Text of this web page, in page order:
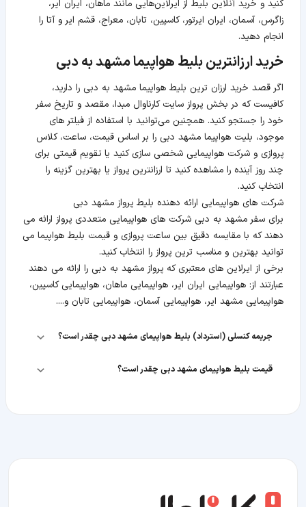
کنید و خرید آنلاین بلیط از ایرلاین‌هایی مانند ماهان، ایران ایر،
زاگرس، آسمان، ایران ایرتور، کاسپین، تابان، معراج، قشم ایر و آتا را
انجام دهید.
خرید ارزانترین بلیط هواپیما مشهد به دبی
اگر قصد خرید ارزان ترین بلیط هواپیما مشهد به دبی را دارید،
کافیست که در بخش پرواز سایت کارناوال مبدا، مقصد و تاریخ سفر
خود را جستجو کنید. همچنین می‌توانید با استفاده از فیلتر های
موجود، بلیت هواپیما مشهد دبی را بر اساس قیمت، ساعت، کلاس
پروازی و شرکت هواپیمایی شخصی سازی کنید یا تقویم قیمتی برای
چند روز آینده را مشاهده کنید تا ارزانترین پرواز یا بهترین گزینه را
انتخاب کنید.
شرکت های هواپیمایی ارائه دهنده بلیط پرواز مشهد دبی
برای سفر مشهد به دبی شرکت های هواپیمایی متعددی پرواز ارائه می
دهند که با مقایسه دقیق بین ساعت پروازی و قیمت بلیط هواپیما می
توانید بهترین و مناسب ترین پرواز را انتخاب کنید.
برخی از ایرلاین های معتبری که پرواز مشهد به دبی را ارائه می دهند
عبارتند از: هواپیمایی ایران ایر، هواپیمایی ماهان، هواپیمایی کاسپین،
هواپیمایی مشهد ایر، هواپیمایی آسمان، هواپیمایی تابان و....
جریمه کنسلی (استرداد) بلیط هواپیمای مشهد دبی چقدر است؟
قیمت بلیط هواپیمای مشهد دبی چقدر است؟